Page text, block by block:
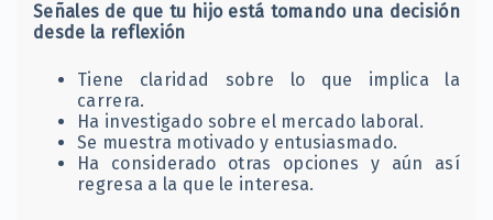
Señales de que tu hijo está tomando una decisión
desde la reflexión
Tiene claridad sobre lo que implica la
carrera.
Ha investigado sobre el mercado laboral.
Se muestra motivado y entusiasmado.
Ha considerado otras opciones y aún así
regresa a la que le interesa.